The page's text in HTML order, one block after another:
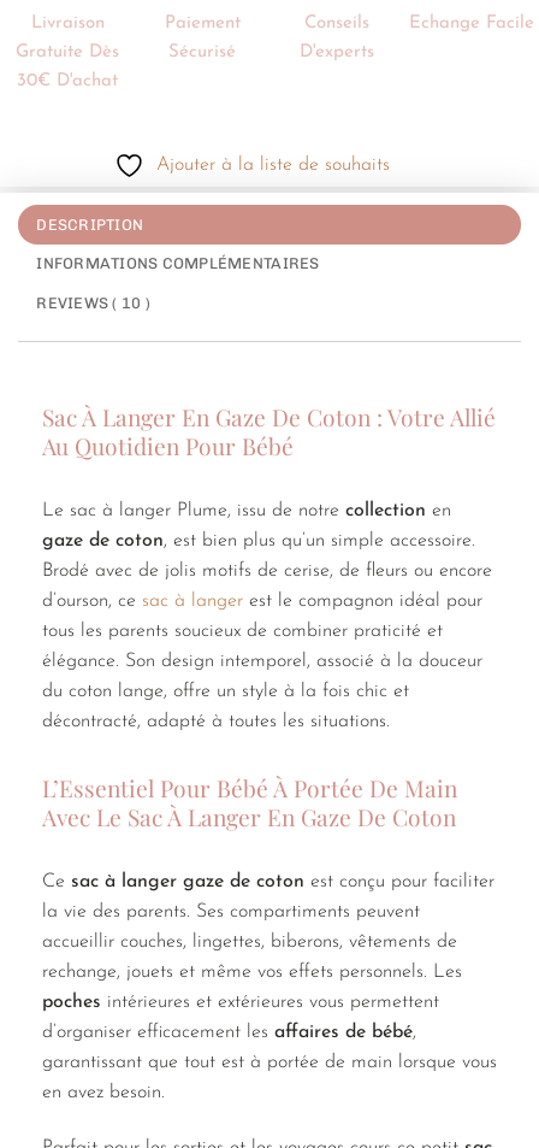
Livraison
Gratuite Dès
30€ D'achat
Paiement
Sécurisé
Conseils
D'experts
Echange Facile
Ajouter à la liste de souhaits
DESCRIPTION
INFORMATIONS COMPLÉMENTAIRES
REVIEWS ( 10 )
Sac À Langer En Gaze De Coton : Votre Allié
Au Quotidien Pour Bébé
Le sac à langer Plume, issu de notre collection en
gaze de coton, est bien plus qu’un simple accessoire.
Brodé avec de jolis motifs de cerise, de fleurs ou encore
d’ourson, ce sac à langer est le compagnon idéal pour
tous les parents soucieux de combiner praticité et
élégance. Son design intemporel, associé à la douceur
du coton lange, offre un style à la fois chic et
décontracté, adapté à toutes les situations.
L’Essentiel Pour Bébé À Portée De Main
Avec Le Sac À Langer En Gaze De Coton
Ce sac à langer gaze de coton est conçu pour faciliter
la vie des parents. Ses compartiments peuvent
accueillir couches, lingettes, biberons, vêtements de
rechange, jouets et même vos effets personnels. Les
poches intérieures et extérieures vous permettent
d’organiser efficacement les affaires de bébé,
garantissant que tout est à portée de main lorsque vous
en avez besoin.